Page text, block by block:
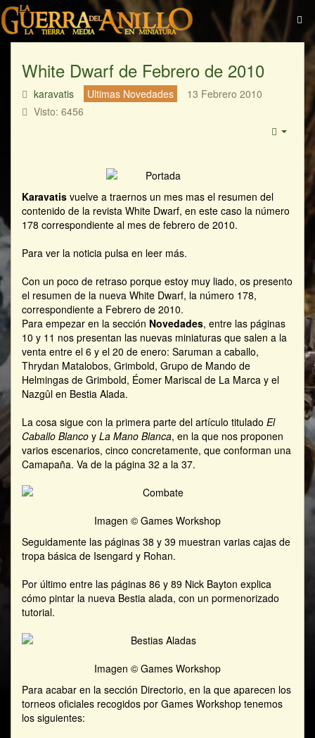
White Dwarf de Febrero de 2010
karavatis Ultimas Novedades
13 Febrero 2010
Visto: 6456
Karavatis vuelve a traernos un mes mas el resumen del
contenido de la revista White Dwarf, en este caso la número
178 correspondiente al mes de febrero de 2010.
Para ver la noticia pulsa en leer más.
Con un poco de retraso porque estoy muy liado, os presento
el resumen de la nueva White Dwarf, la número 178,
correspondiente a Febrero de 2010.
Para empezar en la sección Novedades, entre las páginas
10 y 11 nos presentan las nuevas miniaturas que salen a la
venta entre el 6 y el 20 de enero: Saruman a caballo,
Thrydan Matalobos, Grimbold, Grupo de Mando de
Helmingas de Grimbold, Éomer Mariscal de La Marca y el
Nazgûl en Bestia Alada.
La cosa sigue con la primera parte del artículo titulado El
Caballo Blanco y La Mano Blanca, en la que nos proponen
varios escenarios, cinco concretamente, que conforman una
Camapaña. Va de la página 32 a la 37.
Imagen © Games Workshop
Seguidamente las páginas 38 y 39 muestran varias cajas de
tropa básica de Isengard y Rohan.
Por último entre las páginas 86 y 89 Nick Bayton explica
cómo pintar la nueva Bestia alada, con un pormenorizado
tutorial.
Imagen © Games Workshop
Para acabar en la sección Directorio, en la que aparecen los
torneos oficiales recogidos por Games Workshop tenemos
los siguientes: